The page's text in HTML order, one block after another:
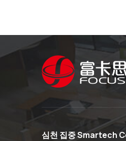
심천 집중 Smartech